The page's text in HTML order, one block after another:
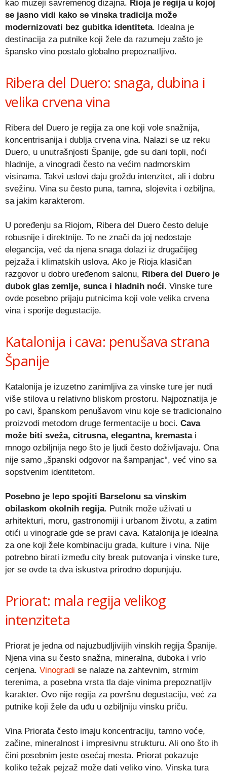
kao muzeji savremenog dizajna. Rioja je regija u kojoj
se jasno vidi kako se vinska tradicija može
modernizovati bez gubitka identiteta. Idealna je
destinacija za putnike koji žele da razumeju zašto je
špansko vino postalo globalno prepoznatljivo.
Ribera del Duero: snaga, dubina i
velika crvena vina
Ribera del Duero je regija za one koji vole snažnija,
koncentrisanija i dublja crvena vina. Nalazi se uz reku
Duero, u unutrašnjosti Španije, gde su dani topli, noći
hladnije, a vinogradi često na većim nadmorskim
visinama. Takvi uslovi daju grožđu intenzitet, ali i dobru
svežinu. Vina su često puna, tamna, slojevita i ozbiljna,
sa jakim karakterom.
U poređenju sa Riojom, Ribera del Duero često deluje
robusnije i direktnije. To ne znači da joj nedostaje
elegancija, već da njena snaga dolazi iz drugačijeg
pejzaža i klimatskih uslova. Ako je Rioja klasičan
razgovor u dobro uređenom salonu, Ribera del Duero je
dubok glas zemlje, sunca i hladnih noći. Vinske ture
ovde posebno prijaju putnicima koji vole velika crvena
vina i sporije degustacije.
Katalonija i cava: penušava strana
Španije
Katalonija je izuzetno zanimljiva za vinske ture jer nudi
više stilova u relativno bliskom prostoru. Najpoznatija je
po cavi, španskom penušavom vinu koje se tradicionalno
proizvodi metodom druge fermentacije u boci. Cava
može biti sveža, citrusna, elegantna, kremastai
mnogo ozbiljnija nego što je ljudi često doživljavaju. Ona
nije samo „španski odgovor na šampanjac“, već vino sa
sopstvenim identitetom.
Posebno je lepo spojiti Barselonu sa vinskim
obilaskom okolnih regija. Putnik može uživati u
arhitekturi, moru, gastronomiji i urbanom životu, a zatim
otići u vinograde gde se pravi cava. Katalonija je idealna
za one koji žele kombinaciju grada, kulture i vina. Nije
potrebno birati između city break putovanja i vinske ture,
jer se ovde ta dva iskustva prirodno dopunjuju.
Priorat: mala regija velikog
intenziteta
Priorat je jedna od najuzbudljivijih vinskih regija Španije.
Njena vina su često snažna, mineralna, duboka i vrlo
cenjena. Vinogradi se nalaze na zahtevnim, strmim
terenima, a posebna vrsta tla daje vinima prepoznatljiv
karakter. Ovo nije regija za površnu degustaciju, već za
putnike koji žele da uđu u ozbiljniju vinsku priču.
Vina Priorata često imaju koncentraciju, tamno voće,
začine, mineralnost i impresivnu strukturu. Ali ono što ih
čini posebnim jeste osećaj mesta. Priorat pokazuje
koliko težak pejzaž može dati veliko vino. Vinska tura